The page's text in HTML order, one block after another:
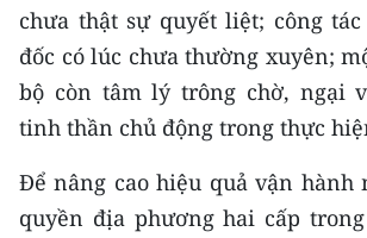
chưa thật sự quyết liệt; công
đốc có lúc chưa thường xuyên;
bộ còn tâm lý trông chờ, ngại
tinh thần chủ động trong thực
Để nâng cao hiệu quả vận hành
quyền địa phương hai cấp